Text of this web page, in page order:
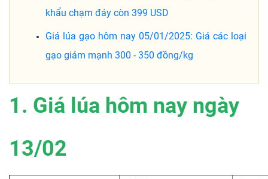
khẩu chạm đáy còn 399 USD
Giá lúa gạo hôm nay 05/01/2025: Giá các loại
gạo giảm mạnh 300 - 350 đồng/kg
1. Giá lúa hôm nay ngày
13/02